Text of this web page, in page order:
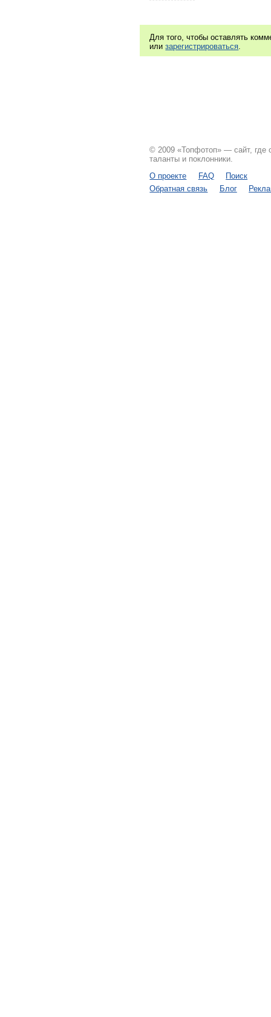
Для того, чтобы оставлять
илизарегистрироваться
© 2009 «Топфотоп» — сайт, где
таланты и поклонники.
О проекте
FAQ
Поиск
Обратная связь
Блог